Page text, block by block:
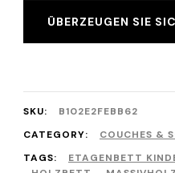
ÜBERZEUGEN SIE
SKU:
B102E2FEBB62
CATEGORY:
COUCHES &
TAGS:
ETAGENBETT